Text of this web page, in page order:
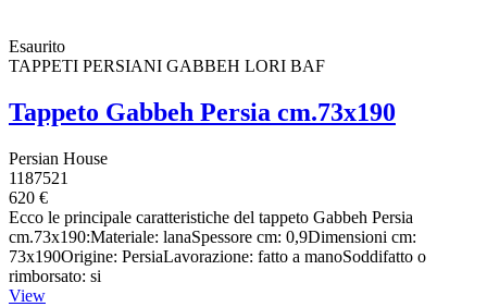
Esaurito
TAPPETI PERSIANI GABBEH LORI BAF
Tappeto Gabbeh Persia cm.73x190
Persian House
1187521
620 €
Ecco le principale caratteristiche del tappeto Gabbeh Persia
cm.73x190:Materiale: lanaSpessore cm: 0,9Dimensioni cm:
73x190Origine: PersiaLavorazione: fatto a manoSoddifatto o
rimborsato: si
View